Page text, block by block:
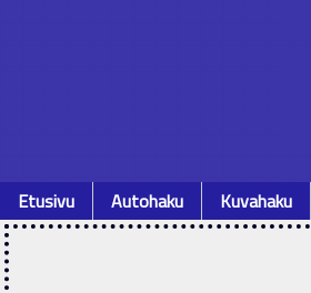
Etusivu Autohaku Kuvahaku